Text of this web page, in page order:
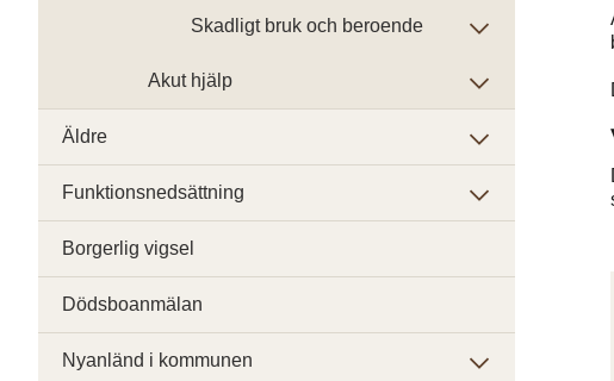
Skadligt bruk och beroende
Akut hjälp
Äldre
Funktionsnedsättning
Borgerlig vigsel
Dödsboanmälan
Nyanländ i kommunen